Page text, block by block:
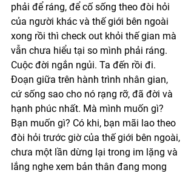
phải để ráng, để cố sống theo đòi hỏi
của người khác và thế giới bên ngoài
xong rồi thì check out khỏi thế gian mà
vẫn chưa hiểu tại so mình phải ráng.
Cuộc đời ngắn ngủi. Ta đến rồi đi.
Đoạn giữa trên hành trình nhân gian,
cứ sống sao cho nó rạng rỡ, đã đời và
hạnh phúc nhất. Mà mình muốn gì?
Bạn muốn gì? Có khi, bạn mãi lao theo
đòi hỏi trước giờ của thế giới bên ngoài,
chưa một lần dừng lại trong im lặng và
lắng nghe xem bản thân đang mong